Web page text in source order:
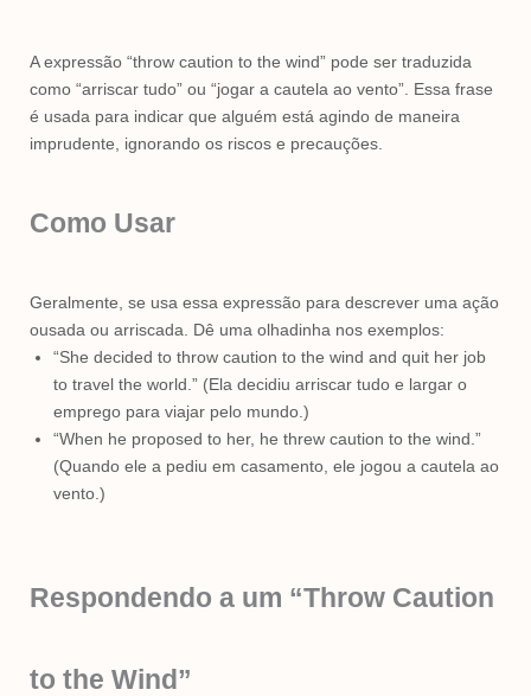
A expressão “throw caution to the wind” pode ser traduzida
como “arriscar tudo” ou “jogar a cautela ao vento”. Essa frase
é usada para indicar que alguém está agindo de maneira
imprudente, ignorando os riscos e precauções.
Como Usar
Geralmente, se usa essa expressão para descrever uma ação
ousada ou arriscada. Dê uma olhadinha nos exemplos:
“She decided to throw caution to the wind and quit her job
to travel the world.” (Ela decidiu arriscar tudo e largar o
emprego para viajar pelo mundo.)
“When he proposed to her, he threw caution to the wind.”
(Quando ele a pediu em casamento, ele jogou a cautela ao
vento.)
Respondendo a um “Throw Caution
to the Wind”